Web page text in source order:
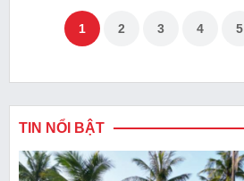
1 2 3 4 5
TIN NỔI BẬT